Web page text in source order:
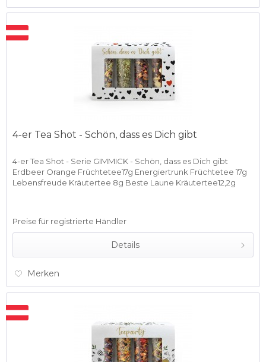
4-er Tea Shot - Schön, dass es Dich gibt
4-er Tea Shot - Serie GIMMICK - Schön, dass es Dich gibt
Erdbeer Orange Früchtetee17g Energiertrunk Früchtetee 17g
Lebensfreude Kräutertee 8g Beste Laune Kräutertee12,2g
Preise für registrierte Händler
Details
Merken